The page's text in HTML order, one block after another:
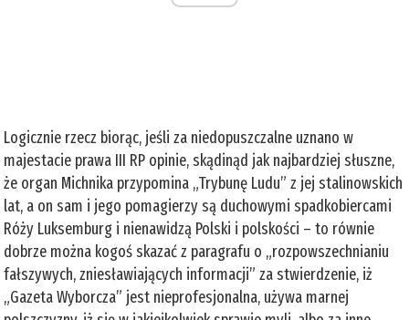
Logicznie rzecz biorąc, jeśli za niedopuszczalne uznano w
majestacie prawa III RP opinie, skądinąd jak najbardziej słuszne,
że organ Michnika przypomina „Trybunę Ludu” z jej stalinowskich
lat, a on sam i jego pomagierzy są duchowymi spadkobiercami
Róży Luksemburg i nienawidzą Polski i polskości – to równie
dobrze można kogoś skazać z paragrafu o „rozpowszechnianiu
fałszywych, zniesławiających informacji” za stwierdzenie, iż
„Gazeta Wyborcza” jest nieprofesjonalna, używa marnej